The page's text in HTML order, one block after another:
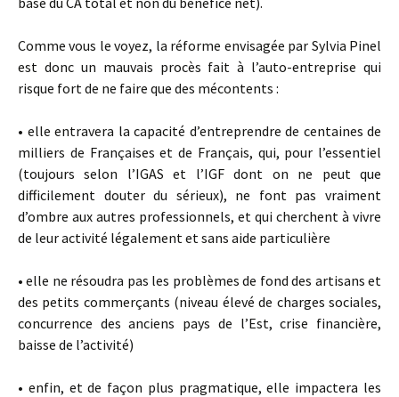
Comme vous le voyez, la réforme envisagée par Sylvia Pinel
est donc un mauvais procès fait à l’auto-entreprise qui
risque fort de ne faire que des mécontents :
• elle entravera la capacité d’entreprendre de centaines de
milliers de Françaises et de Français, qui, pour l’essentiel
(toujours selon l’IGAS et l’IGF dont on ne peut que
difficilement douter du sérieux), ne font pas vraiment
d’ombre aux autres professionnels, et qui cherchent à vivre
de leur activité légalement et sans aide particulière
• elle ne résoudra pas les problèmes de fond des artisans et
des petits commerçants (niveau élevé de charges sociales,
concurrence des anciens pays de l’Est, crise financière,
baisse de l’activité)
• enfin, et de façon plus pragmatique, elle impactera les